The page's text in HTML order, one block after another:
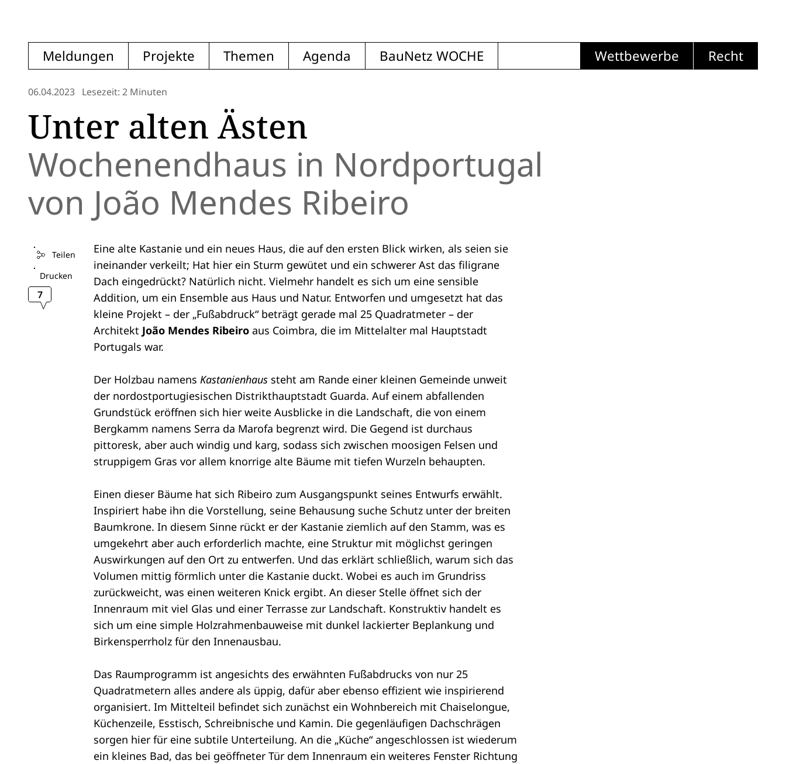
Meldungen Projekte Themen Agenda BauNetz WOCHE Wettbewerbe Recht
06.04.2023 Lesezeit: 2 Minuten
Unter alten Ästen
Wochenendhaus in Nordportugal
von João Mendes Ribeiro
Teilen
Drucken
7
Eine alte Kastanie und ein neues Haus, die auf den ersten Blick wirken, als seien sie
ineinander verkeilt; Hat hier ein Sturm gewütet und ein schwerer Ast das filigrane
Dach eingedrückt? Natürlich nicht. Vielmehr handelt es sich um eine sensible
Addition, um ein Ensemble aus Haus und Natur. Entworfen und umgesetzt hat das
kleine Projekt – der „Fußabdruck“ beträgt gerade mal 25 Quadratmeter – der
Architekt João Mendes Ribeiro aus Coimbra, die im Mittelalter mal Hauptstadt
Portugals war.
Der Holzbau namens Kastanienhaus steht am Rande einer kleinen Gemeinde unweit
der nordostportugiesischen Distrikthauptstadt Guarda. Auf einem abfallenden
Grundstück eröffnen sich hier weite Ausblicke in die Landschaft, die von einem
Bergkamm namens Serra da Marofa begrenzt wird. Die Gegend ist durchaus
pittoresk, aber auch windig und karg, sodass sich zwischen moosigen Felsen und
struppigem Gras vor allem knorrige alte Bäume mit tiefen Wurzeln behaupten.
Einen dieser Bäume hat sich Ribeiro zum Ausgangspunkt seines Entwurfs erwählt.
Inspiriert habe ihn die Vorstellung, seine Behausung suche Schutz unter der breiten
Baumkrone. In diesem Sinne rückt er der Kastanie ziemlich auf den Stamm, was es
umgekehrt aber auch erforderlich machte, eine Struktur mit möglichst geringen
Auswirkungen auf den Ort zu entwerfen. Und das erklärt schließlich, warum sich das
Volumen mittig förmlich unter die Kastanie duckt. Wobei es auch im Grundriss
zurückweicht, was einen weiteren Knick ergibt. An dieser Stelle öffnet sich der
Innenraum mit viel Glas und einer Terrasse zur Landschaft. Konstruktiv handelt es
sich um eine simple Holzrahmenbauweise mit dunkel lackierter Beplankung und
Birkensperrholz für den Innenausbau.
Das Raumprogramm ist angesichts des erwähnten Fußabdrucks von nur 25
Quadratmetern alles andere als üppig, dafür aber ebenso effizient wie inspirierend
organisiert. Im Mittelteil befindet sich zunächst ein Wohnbereich mit Chaiselongue,
Küchenzeile, Esstisch, Schreibnische und Kamin. Die gegenläufigen Dachschrägen
sorgen hier für eine subtile Unterteilung. An die „Küche“ angeschlossen ist wiederum
ein kleines Bad, das bei geöffneter Tür dem Innenraum ein weiteres Fenster Richtung